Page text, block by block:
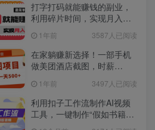
打字打码就能赚钱的副业，
利用碎片时间，实现月入过
1年前 3587人已阅读
在家躺赚新选择！一部手机
做美团酒店截图，时薪
1年前 3497人已阅读
利用扣子工作流制作AI视频
工具，一键制作“假如书籍会